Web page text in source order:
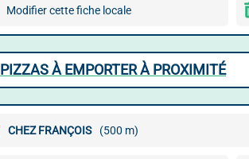
Modifier cette fiche locale
PIZZAS À EMPORTER À PROXIMITÉ
CHEZ FRANÇOIS (500 m)